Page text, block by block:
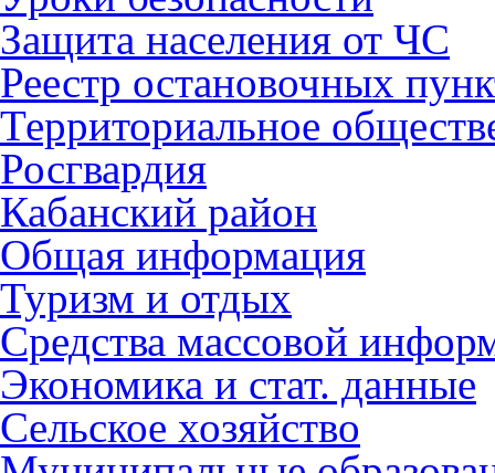
Защита населения от ЧС
Реестр остановочных
Территориальное
Росгвардия
Кабанский район
Общая информация
Туризм и отдых
Средства массовой
Экономика и стат. данные
Сельское хозяйство